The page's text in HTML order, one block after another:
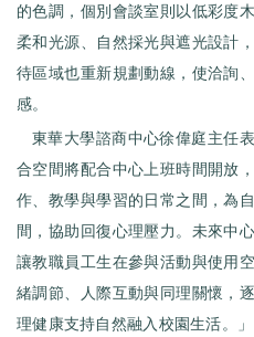
的色調，個別會談室則以低彩度
柔和光源、自然採光與遮光設計
待區域也重新規劃動線，使洽詢
感。
東華大學諮商中心徐偉庭主任
合空間將配合中心上班時間開放
作、教學與學習的日常之間，為
間，協助回復心理壓力。未來中
讓教職員工生在參與活動與使用
緒調節、人際互動與同理關懷，
理健康支持自然融入校園生活。」